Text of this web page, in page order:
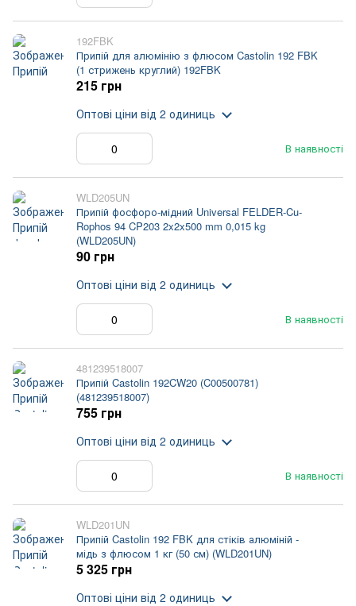
192FBK
Припій для алюмінію з флюсом Castolin 192 FBK
(1 стрижень круглий) 192FBK
В наявності
215 грн
Оптові ціни від 2 одиниць
WLD205UN
Припій фосфоро-мідний Universal FELDER-Cu-
Rophos 94 CP203 2x2x500 mm 0,015 kg
(WLD205UN)
В наявності
90 грн
Оптові ціни від 2 одиниць
481239518007
Припій Castolin 192CW20 (C00500781)
(481239518007)
В наявності
755 грн
Оптові ціни від 2 одиниць
WLD201UN
Припій Castolin 192 FBK для стіків алюміній -
мідь з флюсом 1 кг (50 см) (WLD201UN)
5 325 грн
Оптові ціни від 2 одиниць